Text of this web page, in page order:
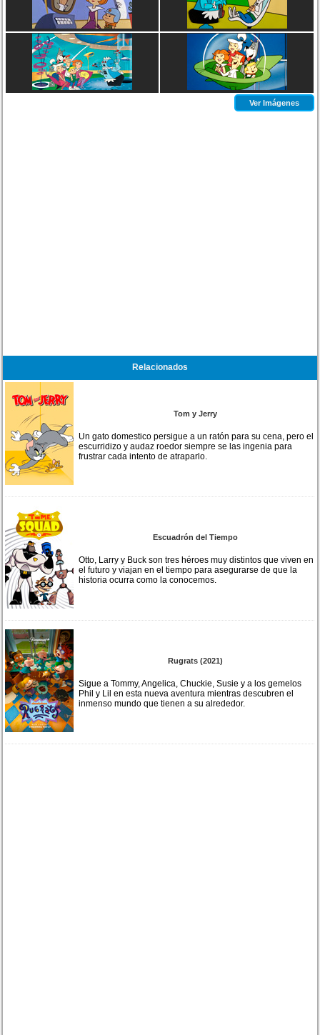
Ver Imágenes
Relacionados
Tom y Jerry
Un gato domestico persigue a un ratón para su cena, pero el
escurridizo y audaz roedor siempre se las ingenia para
frustrar cada intento de atraparlo.
Escuadrón del Tiempo
Otto, Larry y Buck son tres héroes muy distintos que viven en
el futuro y viajan en el tiempo para asegurarse de que la
historia ocurra como la conocemos.
Rugrats (2021)
Sigue a Tommy, Angelica, Chuckie, Susie y a los gemelos
Phil y Lil en esta nueva aventura mientras descubren el
inmenso mundo que tienen a su alrededor.